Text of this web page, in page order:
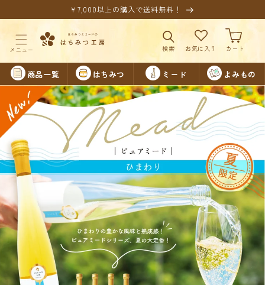
進む
￥7,000以上の購入で送料無料！
ー
ト
商品一覧 はちみつ ミード よみもの